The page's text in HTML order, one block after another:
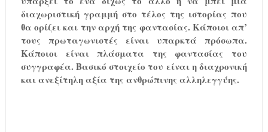
διαχωριστική γραμμή στο τέλος της ιστορίας που
θα ορίζει και την αρχή της φαντασίας. Κάποιοι απ’
τους πρωταγωνιστές είναι υπαρκτά πρόσωπα.
Κάποιοι είναι πλάσματα της φαντασίας του
συγγραφέα. Βασικό στοιχείο του είναι η διαχρονική
και ανεξίτηλη αξία της ανθρώπινης αλληλεγγύης.